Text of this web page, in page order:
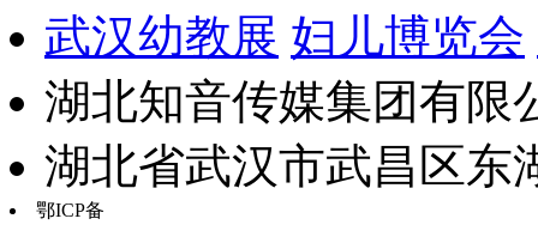
武汉幼教展 妇儿博览会
湖北知音传媒集团有限
湖北省武汉市武昌区东
鄂ICP备